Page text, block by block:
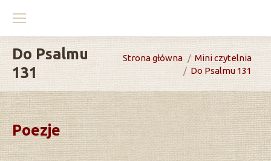
Do Psalmu
131
You are here:
Strona główna
Mini czytelnia
Do Psalmu 131
Poezje